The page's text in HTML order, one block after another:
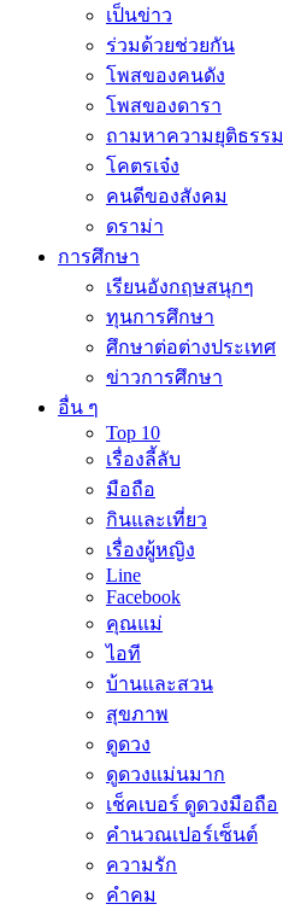
เป็นข่าว
ร่วมด้วยช่วยกัน
โพสของคนดัง
โพสของดารา
ถามหาความยุติธรรม
โคตรเจ๋ง
คนดีของสังคม
ดราม่า
การศึกษา
เรียนอังกฤษสนุกๆ
ทุนการศึกษา
ศึกษาต่อต่างประเทศ
ข่าวการศึกษา
อื่น ๆ
Top 10
เรื่องลี้ลับ
มือถือ
กินและเที่ยว
เรื่องผู้หญิง
Line
Facebook
คุณแม่
ไอที
บ้านและสวน
สุขภาพ
ดูดวง
ดูดวงแม่นมาก
เช็คเบอร์ ดูดวงมือถือ
คำนวณเปอร์เซ็นต์
ความรัก
คำคม